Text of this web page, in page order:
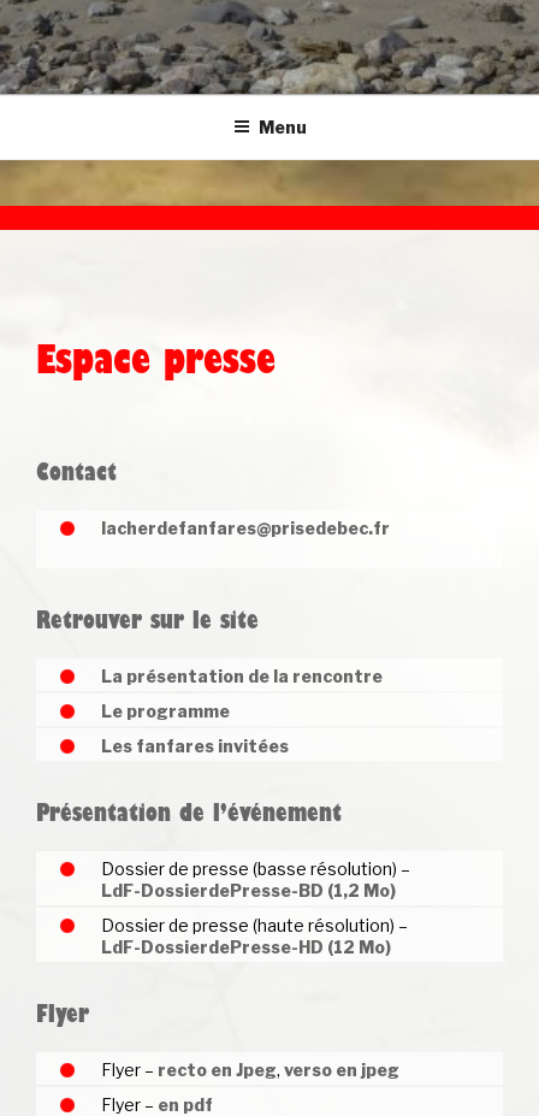
Menu
Espace presse
Contact
lacherdefanfares@prisedebec.fr
Retrouver sur le site
La présentation de la rencontre
Le programme
Les fanfares invitées
Présentation de l’événement
Dossier de presse (basse résolution) –
LdF-DossierdePresse-BD (1,2 Mo)
Dossier de presse (haute résolution) –
LdF-DossierdePresse-HD (12 Mo)
Flyer
Flyer – recto en Jpeg, verso en jpeg
Flyer – en pdf